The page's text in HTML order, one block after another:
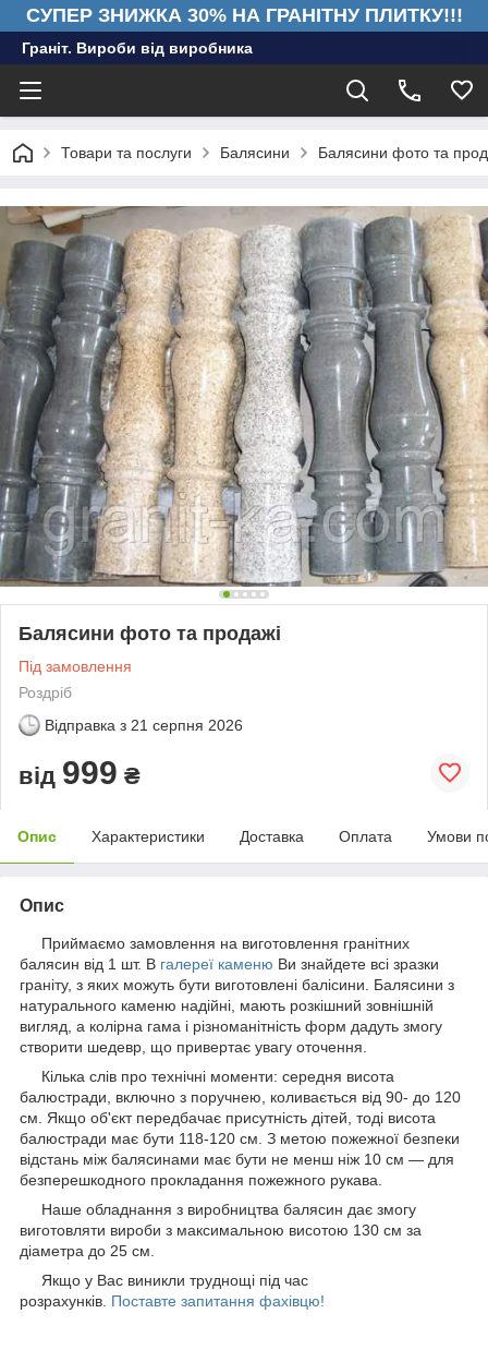
СУПЕР ЗНИЖКА 30% НА ГРАНІТНУ ПЛИТКУ!!!
Граніт. Вироби від виробника
Товари та послуги Балясини Балясини фото та
Балясини фото та продажі
Під замовлення
Роздріб
Відправка з 21 серпня 2026
від 999 ₴
Опис Характеристики Доставка Оплата Умови
Опис
Приймаємо замовлення на виготовлення гранітних
балясин від 1 шт. В галереї каменю Ви знайдете всі зразки
граніту, з яких можуть бути виготовлені балісини. Балясини з
натурального каменю надійні, мають розкішний зовнішній
вигляд, а колірна гама і різноманітність форм дадуть змогу
створити шедевр, що привертає увагу оточення.
Кілька слів про технічні моменти: середня висота
балюстради, включно з поручнею, коливається від 90- до 120
см. Якщо об'єкт передбачає присутність дітей, тоді висота
балюстради має бути 118-120 см. З метою пожежної безпеки
відстань між балясинами має бути не менш ніж 10 см — для
безперешкодного прокладання пожежного рукава.
Наше обладнання з виробництва балясин дає змогу
виготовляти вироби з максимальною висотою 130 см за
діаметра до 25 см.
Якщо у Вас виникли труднощі під час
розрахунків. Поставте запитання фахівцю!